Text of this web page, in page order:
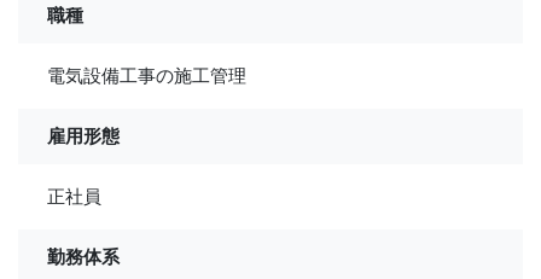
職種
電気設備工事の施工管理
雇用形態
正社員
勤務体系